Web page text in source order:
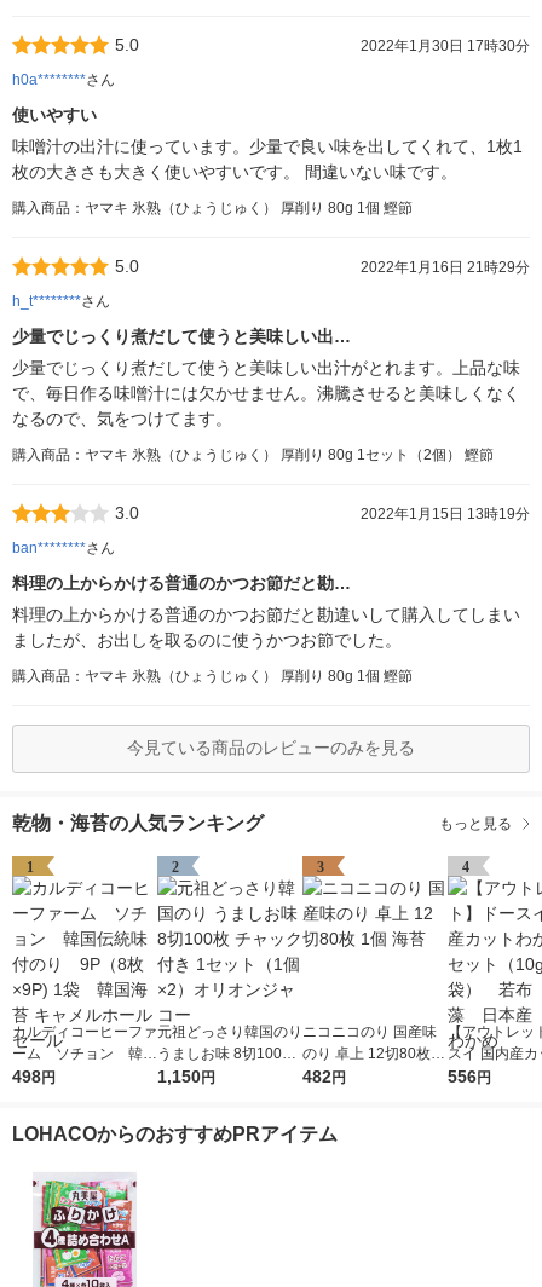
5.0
2022年1月30日 17時30分
h0a********さん
使いやすい
味噌汁の出汁に使っています。少量で良い味を出してくれて、1枚1
枚の大きさも大きく使いやすいです。 間違いない味です。
購入商品：ヤマキ 氷熟（ひょうじゅく） 厚削り 80g 1個 鰹節
5.0
2022年1月16日 21時29分
h_t********さん
少量でじっくり煮だして使うと美味しい出…
少量でじっくり煮だして使うと美味しい出汁がとれます。上品な味
で、毎日作る味噌汁には欠かせません。沸騰させると美味しくなく
なるので、気をつけてます。
購入商品：ヤマキ 氷熟（ひょうじゅく） 厚削り 80g 1セット（2個） 鰹節
3.0
2022年1月15日 13時19分
ban********さん
料理の上からかける普通のかつお節だと勘…
料理の上からかける普通のかつお節だと勘違いして購入してしまい
ましたが、お出しを取るのに使うかつお節でした。
購入商品：ヤマキ 氷熟（ひょうじゅく） 厚削り 80g 1個 鰹節
今見ている商品のレビューのみを見る
乾物・海苔の人気ランキング もっと見る
1
カルディコーヒーファ
ーム ソチョン 韓国
伝統味付のり 9P（8
498円
2
元祖どっさり韓国のり
うましお味 8切100枚
チャック付き 1セット
1,150円
3
ニコニコのり 国産味
のり 卓上 12切80枚 1
個 海苔
482円
4
【アウトレッ
スイ 国内産
かめ 1セット
556円
LOHACOからのおすすめPRアイテム